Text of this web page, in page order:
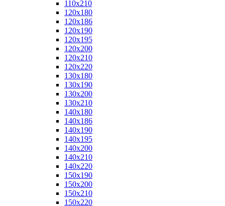
110x210
120x180
120x186
120x190
120x195
120x200
120x210
120x220
130x180
130x190
130x200
130x210
140x180
140x186
140x190
140x195
140x200
140x210
140x220
150x190
150x200
150x210
150x220